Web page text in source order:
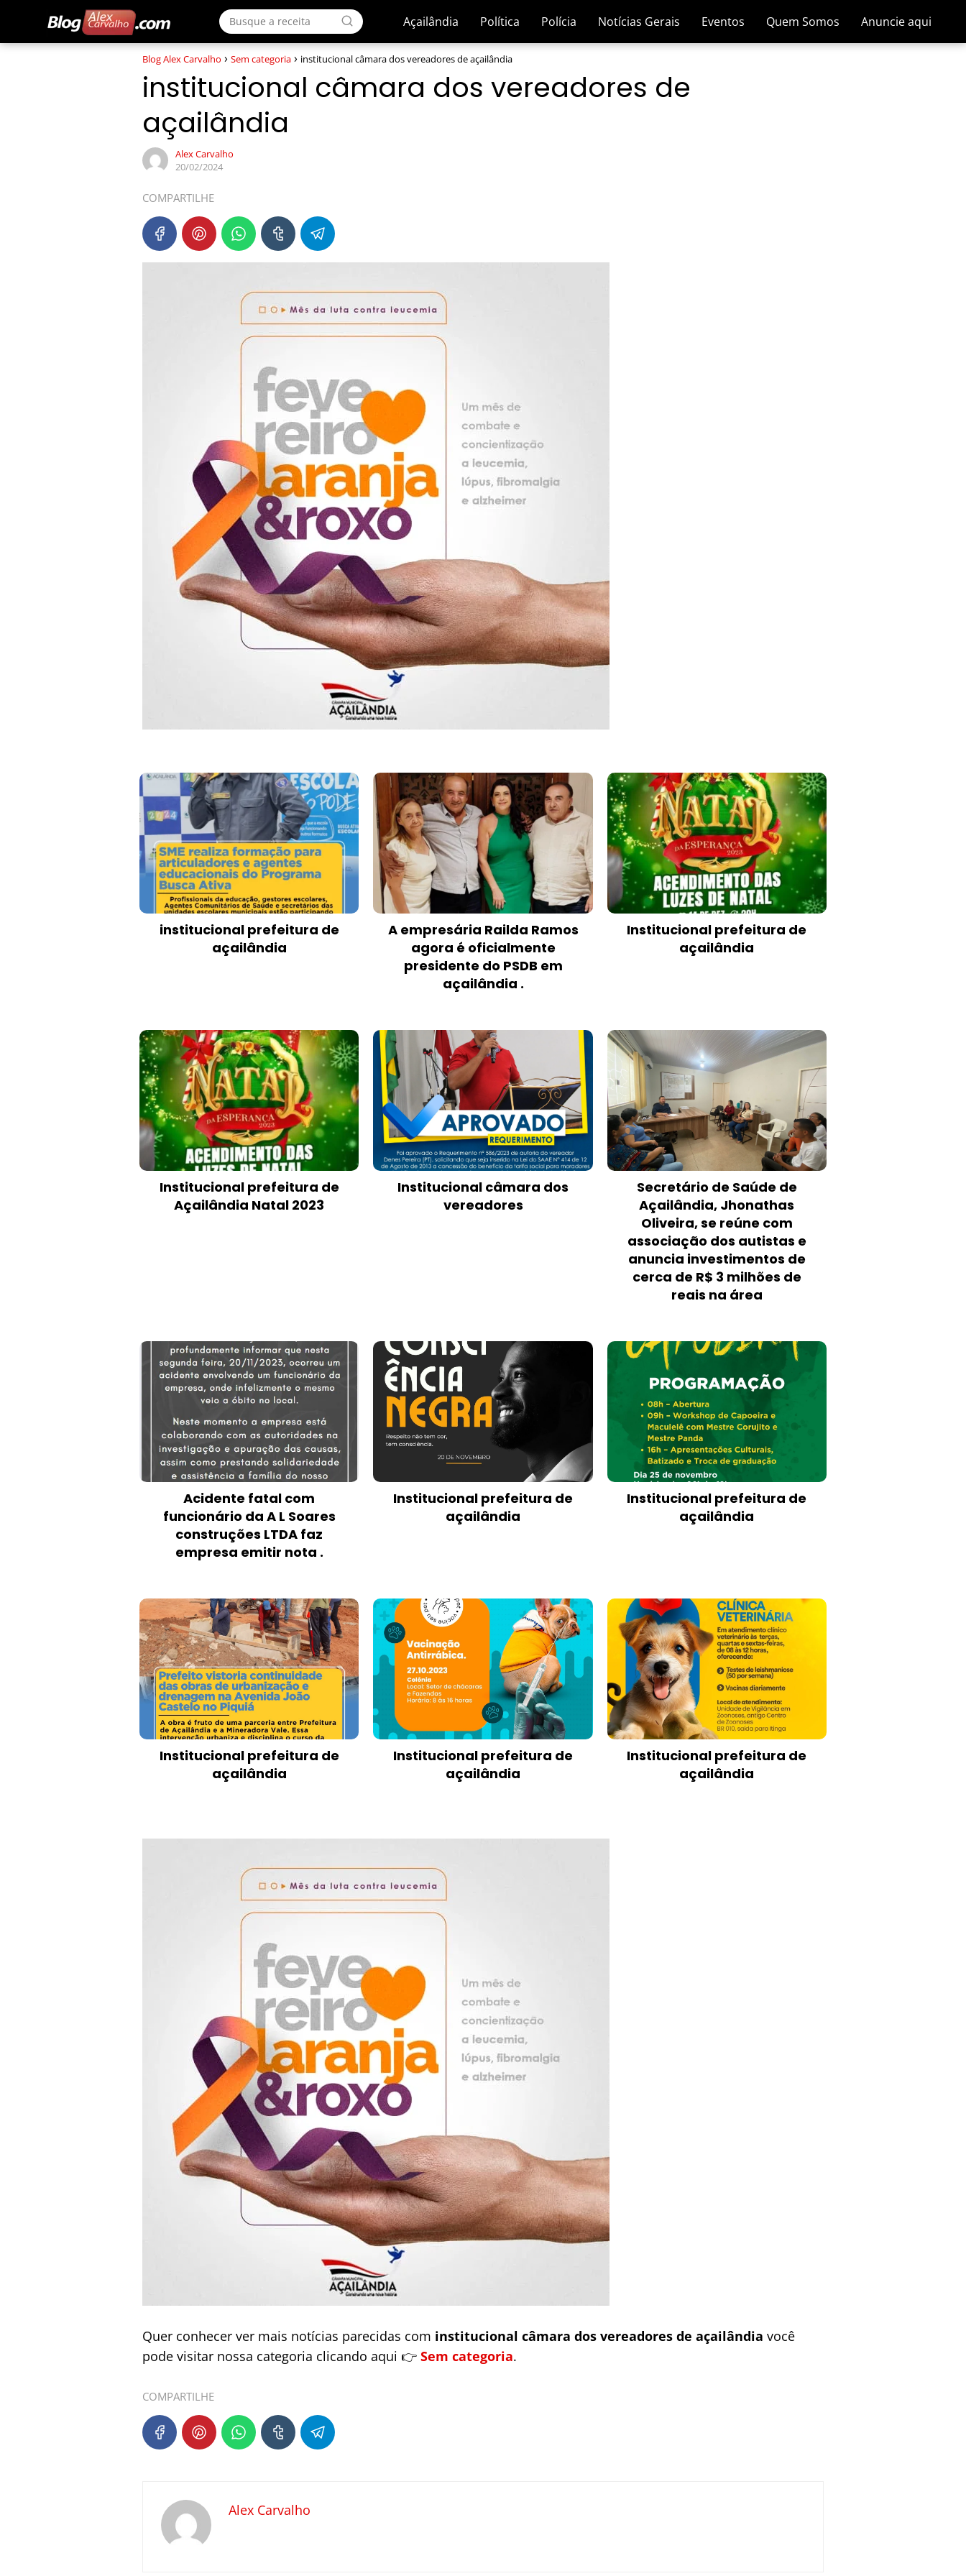
Açailândia Política Polícia Notícias Gerais Eventos Quem Somos Anuncie aqui
Blog Alex Carvalho Sem categoria institucional câmara dos vereadores de açailândia
institucional câmara dos vereadores de
açailândia
Alex Carvalho
20/02/2024
COMPARTILHE
institucional prefeitura de
açailândia
A empresária Railda Ramos
agora é oficialmente
presidente do PSDB em
açailândia .
Institucional prefeitura de
açailândia
Institucional prefeitura de
Açailândia Natal 2023
Institucional câmara dos
vereadores
Secretário de Saúde de
Açailândia, Jhonathas
Oliveira, se reúne com
associação dos autistas e
anuncia investimentos de
cerca de R$ 3 milhões de
reais na área
Acidente fatal com
funcionário da A L Soares
construções LTDA faz
empresa emitir nota .
Institucional prefeitura de
açailândia
Institucional prefeitura de
açailândia
Institucional prefeitura de
açailândia
Institucional prefeitura de
açailândia
Institucional prefeitura de
açailândia
Quer conhecer ver mais notícias parecidas com institucional câmara dos vereadores de açailândia você
pode visitar nossa categoria clicando aqui 👉 Sem categoria.
COMPARTILHE
Alex Carvalho